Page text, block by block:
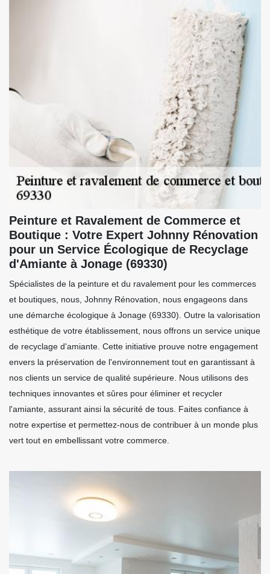
Peinture et Ravalement de Commerce et
Boutique : Votre Expert Johnny Rénovation
pour un Service Écologique de Recyclage
d'Amiante à Jonage (69330)
Spécialistes de la peinture et du ravalement pour les commerces
et boutiques, nous, Johnny Rénovation, nous engageons dans
une démarche écologique à Jonage (69330). Outre la valorisation
esthétique de votre établissement, nous offrons un service unique
de recyclage d'amiante. Cette initiative prouve notre engagement
envers la préservation de l'environnement tout en garantissant à
nos clients un service de qualité supérieure. Nous utilisons des
techniques innovantes et sûres pour éliminer et recycler
l'amiante, assurant ainsi la sécurité de tous. Faites confiance à
notre expertise et permettez-nous de contribuer à un monde plus
vert tout en embellissant votre commerce.